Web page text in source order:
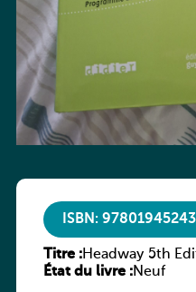
ISBN:
Titre :Headway 5th
and Literature
État du livre :Neuf